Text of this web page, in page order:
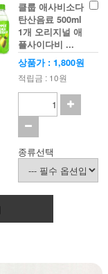
클룹 애사비소다
탄산음료 500ml
1개 오리지널 애
플사이다비 ...
상품가 : 1,800원
적립금 : 10원
종류선택